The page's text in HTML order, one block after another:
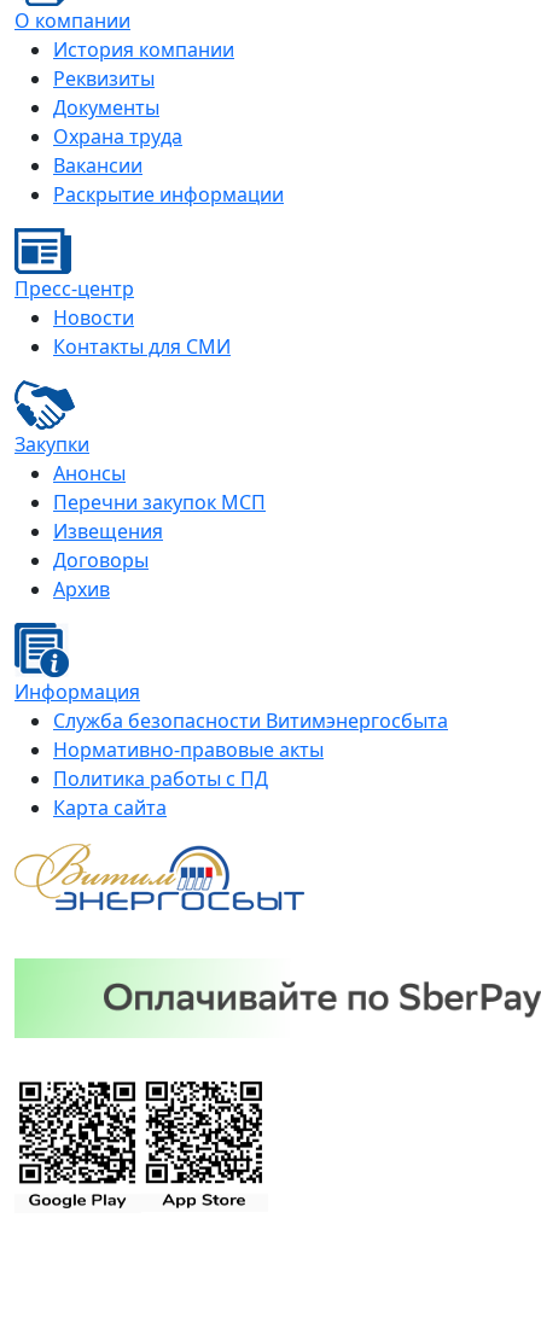
О компании
История компании
Реквизиты
Документы
Охрана труда
Вакансии
Раскрытие информации
Пресс-центр
Новости
Контакты для СМИ
Закупки
Анонсы
Перечни закупок МСП
Извещения
Договоры
Архив
Информация
Служба безопасности Витимэнергосбыта
Нормативно-правовые акты
Политика работы с ПД
Карта сайта